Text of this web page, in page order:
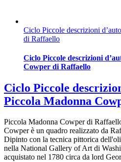
Ciclo Piccole descrizioni
di Raffaello
Ciclo Piccole descrizioni
Cowper di Raffaello
Ciclo Piccole
Piccola Madonna
Piccola Madonna Cowper di
Cowper è un quadro realizzato da
Dipinto con la tecnica pittorica
nella National Gallery of Art di
acquistato nel 1780 circa da lord